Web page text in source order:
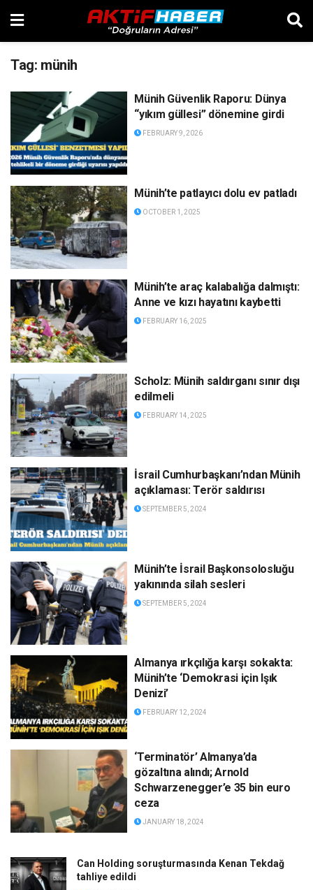
Tag: münih
Münih Güvenlik Raporu: Dünya
“yıkım güllesi” dönemine girdi
FEBRUARY 9, 2026
Münih’te patlayıcı dolu ev patladı
OCTOBER 1, 2025
Münih’te araç kalabalığa dalmıştı:
Anne ve kızı hayatını kaybetti
FEBRUARY 16, 2025
Scholz: Münih saldırganı sınır dışı
edilmeli
FEBRUARY 14, 2025
İsrail Cumhurbaşkanı’ndan Münih
açıklaması: Terör saldırısı
SEPTEMBER 5, 2024
Münih’te İsrail Başkonsolosluğu
yakınında silah sesleri
SEPTEMBER 5, 2024
Almanya ırkçılığa karşı sokakta:
Münih’te ‘Demokrasi için Işık
Denizi’
FEBRUARY 12, 2024
‘Terminatör’ Almanya’da
gözaltına alındı; Arnold
Schwarzenegger’e 35 bin euro
ceza
JANUARY 18, 2024
Can Holding soruşturmasında Kenan Tekdağ
tahliye edildi